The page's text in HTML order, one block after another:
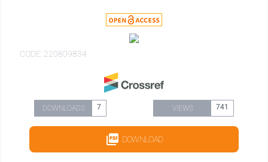
CODE: 220809834
DOWNLOADS 7 VIEWS 741
DOWNLOAD